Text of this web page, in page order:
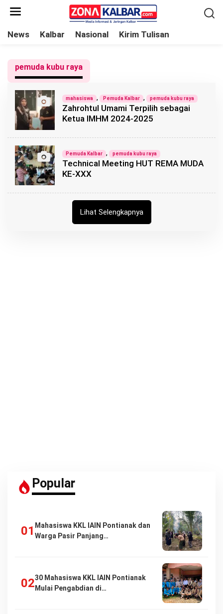
News Kalbar Nasional Kirim Tulisan
pemuda kubu raya
mahasiswa , Pemuda Kalbar , pemuda kubu raya
Zahrohtul Umami Terpilih sebagai
Ketua IMHM 2024-2025
Pemuda Kalbar , pemuda kubu raya
Technical Meeting HUT REMA MUDA
KE-XXX
Lihat Selengkapnya
Popular
Mahasiswa KKL IAIN Pontianak dan
Warga Pasir Panjang…
30 Mahasiswa KKL IAIN Pontianak
Mulai Pengabdian di…